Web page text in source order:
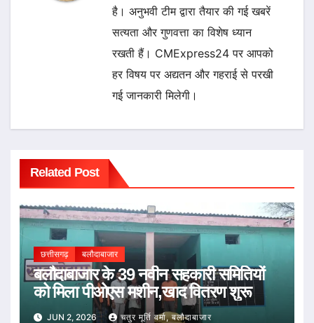
है। अनुभवी टीम द्वारा तैयार की गई खबरें
सत्यता और गुणवत्ता का विशेष ध्यान
रखती हैं। CMExpress24 पर आपको
हर विषय पर अद्यतन और गहराई से परखी
गई जानकारी मिलेगी।
Related Post
छत्तीसगढ़ बलौदाबाजार
बलौदाबाजार के 39 नवीन सहकारी समितियों
को मिला पीओएस मशीन,खाद वितरण शुरू
JUN 2, 2026 चतुर मूर्ति वर्मा, बलौदाबाजार